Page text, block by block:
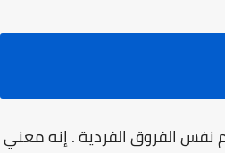
نفس الفروق الفردية . إنه معني